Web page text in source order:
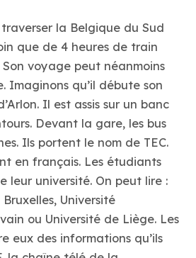
la Belgique du Sud
que de 4 heures de train
Son voyage peut néanmoins
Imaginons qu’il débute son
Il est assis sur un banc
Devant la gare, les bus
Ils portent le nom de TEC.
en français. Les étudiants
leur université. On peut lire :
Université
ou Université de Liège. Les
eux des informations qu’ils